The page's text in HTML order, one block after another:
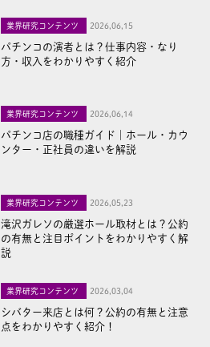
業界研究コンテンツ 2026,06,15
パチンコの演者とは？仕事内容・なり
方・収入をわかりやすく紹介
業界研究コンテンツ 2026,06,14
パチンコ店の職種ガイド｜ホール・カウ
ンター・正社員の違いを解説
業界研究コンテンツ 2026,05,23
滝沢ガレソの厳選ホール取材とは？公約
の有無と注目ポイントをわかりやすく解
説
業界研究コンテンツ 2026,03,04
シバター来店とは何？公約の有無と注意
点をわかりやすく紹介！